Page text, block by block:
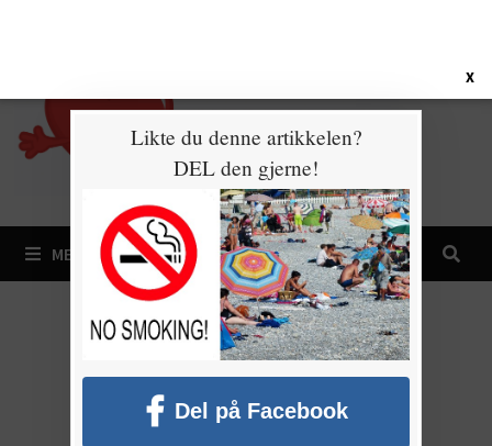
MENY
X
Likte du denne artikkelen?
DEL den gjerne!
Del på Facebook